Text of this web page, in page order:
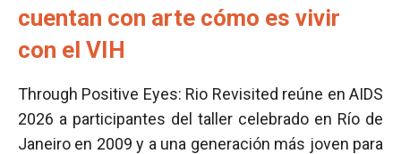
cuentan con arte cómo es vivir
con el VIH
Through Positive Eyes: Rio Revisited reúne en AIDS
2026 a participantes del taller celebrado en Río de
Janeiro en 2009 y a una generación más joven para